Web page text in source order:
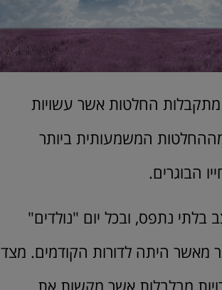
איך להיות הורה לילד בגילאי ה- 20-30, גיל בו מתקבלות החלטות אשר עשויות
המשמעותית ביותר
הבוגרים.
בלתי נתפס, ובכל יום "נולדים"
יותר מאשר היתה לדורות הקודמים. מצד
מבלבלות אשר מקשות את